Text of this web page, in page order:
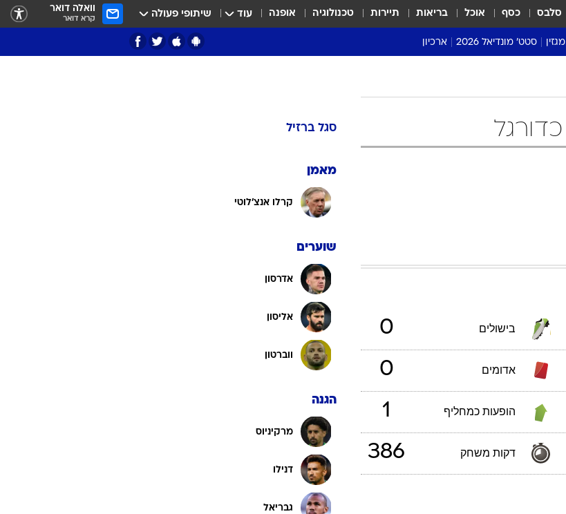
סלבס כסף אוכל בריאות תיירות טכנולוגיה אופנה עוד שיתופי פעולה וואלה דואר
קרא דואר
מגזין סטט' מונדיאל 2026 ארכיון
בישולים 0
אדומים 0
הופעות כמחליף 1
דקות משחק 386
סגל ברזיל
מאמן
קרלו אנצ'לוטי
שוערים
אדרסון
אליסון
ווברטון
הגנה
מרקיניוס
דנילו
גבריאל